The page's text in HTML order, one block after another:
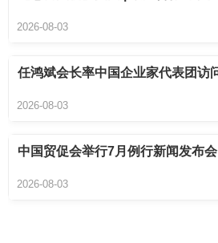
2026-08-03
任鸿斌会长率中国企业家代表团访
2026-08-03
中国贸促会举行7月例行新闻发布会
2026-08-03